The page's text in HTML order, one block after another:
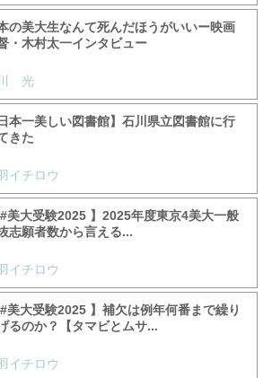
の美大生なんて死んだほうがいいー映画
・木村太一インタビュー
光
日本一美しい図書館】石川県立図書館に行
きた
イチロウ
#美大受験2025 】2025年度東京4美大一般
志願者数から言える...
イチロウ
#美大受験2025 】補欠は例年何番まで繰り
げるのか？【タマビとムサ...
イチロウ